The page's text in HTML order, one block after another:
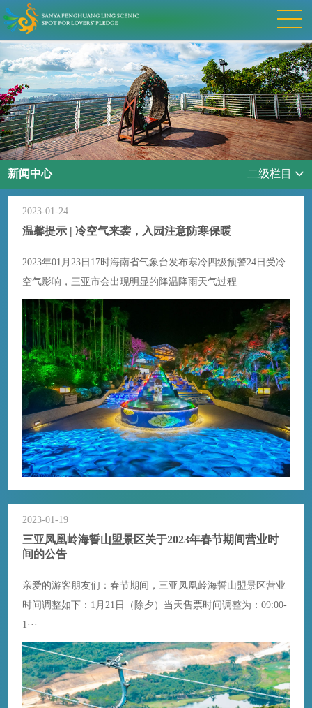
新闻中心 二级栏目
2023-01-24
温馨提示 | 冷空气来袭，入园注意防寒保暖
2023年01月23日17时海南省气象台发布寒冷四级预警24日受冷
空气影响，三亚市会出现明显的降温降雨天气过程
2023-01-19
三亚凤凰岭海誓山盟景区关于2023年春节期间营业时
间的公告
亲爱的游客朋友们：春节期间，三亚凤凰岭海誓山盟景区营业
时间调整如下：1月21日（除夕）当天售票时间调整为：09:00-
1···